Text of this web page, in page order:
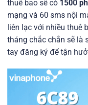
thuê bao sẽ có 1500
mạng và 60 sms nội
liên lạc với nhiều thuê
tháng chắc chắn sẽ là
tay đăng ký để tận